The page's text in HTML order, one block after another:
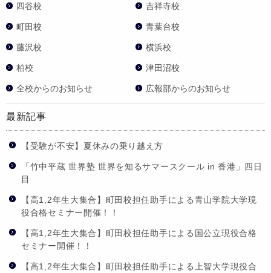
四谷校 吉祥寺校
町田校 青葉台校
藤沢校 横浜校
柏校 津田沼校
全校からのお知らせ 広報部からのお知らせ
最新記事
【受験が不安】夏休みの乗り越え方
「竹中平蔵 世界塾 世界を知るサマースクール in 香港」四日
目
【高1,2年生大集合】町田校担任助手による青山学院大学現
役合格セミナー開催！！
【高1,2年生大集合】町田校担任助手による国公立現役合格
セミナー開催！！
【高1,2年生大集合】町田校担任助手による上智大学現役合